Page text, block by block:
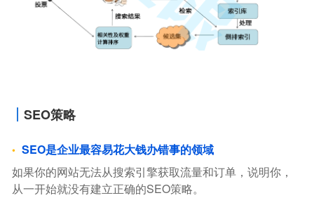
SEO策略
SEO是企业最容易花大钱办错事的领域
如果你的网站无法从搜索引擎获取流量和订单，说明你，
从一开始就没有建立正确的SEO策略。